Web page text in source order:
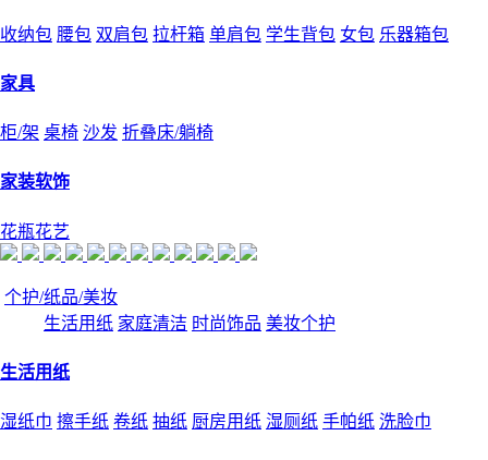
收纳包 腰包 双肩包 拉杆箱 单肩包 学生背包 女包 乐器箱包
家具
柜/架 桌椅 沙发 折叠床/躺椅
家装软饰
花瓶花艺
个护/纸品/美妆
生活用纸 家庭清洁 时尚饰品 美妆个护
生活用纸
湿纸巾 擦手纸 卷纸 抽纸 厨房用纸 湿厕纸 手帕纸 洗脸巾